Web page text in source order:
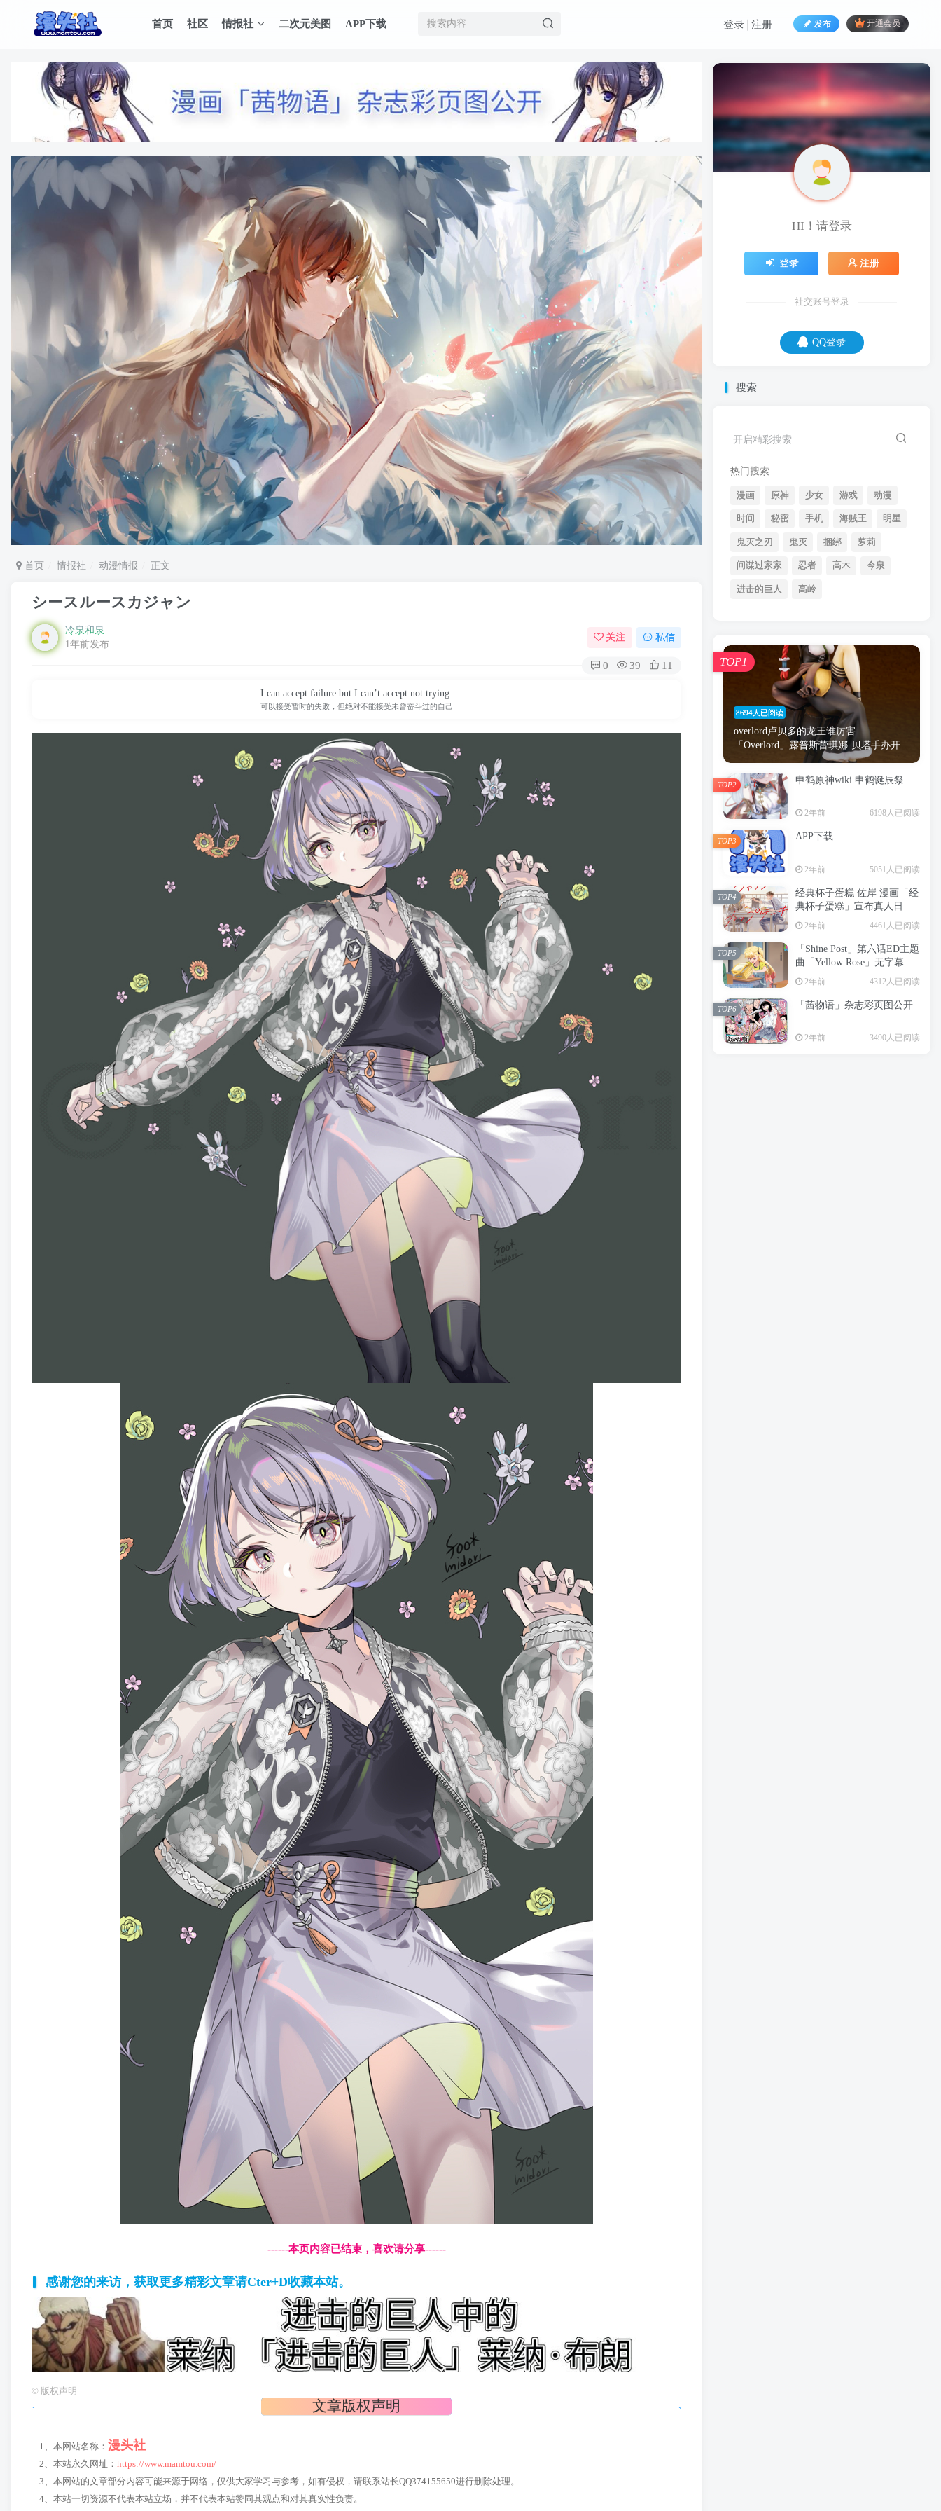
首页 社区 情报社 二次元美图 APP下载 发布 开通会员
登录 注册
首页 情报社 动漫情报 正文
シースルースカジャン
冷泉和泉
1年前发布
关注 私信
0 39 11
I can accept failure but I can’t accept not trying.
可以接受暂时的失败，但绝对不能接受未曾奋斗过的自己
------本页内容已结束，喜欢请分享------
感谢您的来访，获取更多精彩文章请Cter+D收藏本站。
© 版权声明
文章版权声明
1、本网站名称： 漫头社
2、本站永久网址： https://www.mamtou.com/
3、本网站的文章部分内容可能来源于网络，仅供大家学习与参考，如有侵权，请联系站长QQ374155650进行删除处理。
4、本站一切资源不代表本站立场，并不代表本站赞同其观点和对其真实性负责。
HI！请登录
登录 注册
社交账号登录
QQ登录
搜索
开启精彩搜索
热门搜索
漫画 原神 少女 游戏 动漫
时间 秘密 手机 海贼王 明星
鬼灭之刃 鬼灭 捆绑 萝莉
间谍过家家 忍者 高木 今泉
进击的巨人 高岭
8694人已阅读
overlord卢贝多的龙王谁厉害
「Overlord」露普斯蕾琪娜·贝塔手办开...
TOP1
申鹤原神wiki 申鹤诞辰祭
2年前 6198人已阅读
TOP2
APP下载
2年前 5051人已阅读
TOP3
经典杯子蛋糕 佐岸 漫画「经
典杯子蛋糕」宣布真人日剧
化
2年前 4461人已阅读
TOP4
「Shine Post」第六话ED主题
曲「Yellow Rose」无字幕MV
公开
2年前 4312人已阅读
TOP5
「茜物语」杂志彩页图公开
2年前 3490人已阅读
TOP6
HI！请登录
登录 注册
社交账号登录
QQ登录
黑夜给你黑色的眼睛，你却用它来翻白
时间 秘密 手机 海贼王
鬼灭 捆绑 萝莉
间谍过家家 忍者 高木
进击的巨人 高岭
8694人已阅读
overlord卢贝多的龙王谁厉害
「Overlord」露普斯蕾琪娜·贝塔手办开...
TOP1
申鹤原神wiki 申鹤诞辰祭
2年前 6198人已阅读
TOP2
APP下载
2年前 5051人已阅读
TOP3
经典杯子蛋糕 佐岸 漫画「经
典杯子蛋糕」宣布真人日剧
TOP4